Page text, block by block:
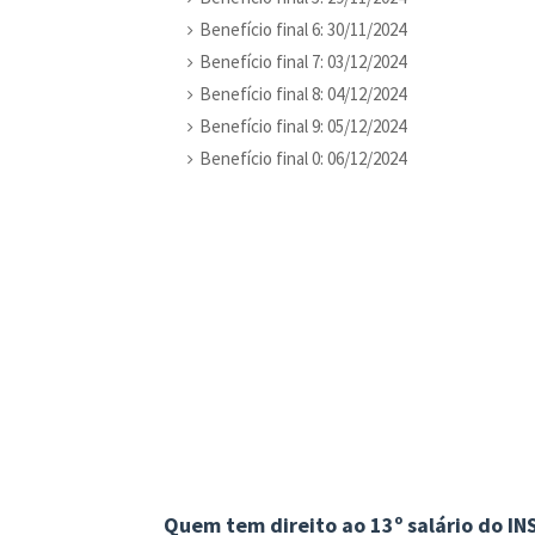
Benefício final 6: 30/11/2024
Benefício final 7: 03/12/2024
Benefício final 8: 04/12/2024
Benefício final 9: 05/12/2024
Benefício final 0: 06/12/2024
Quem tem direito ao 13º salário do